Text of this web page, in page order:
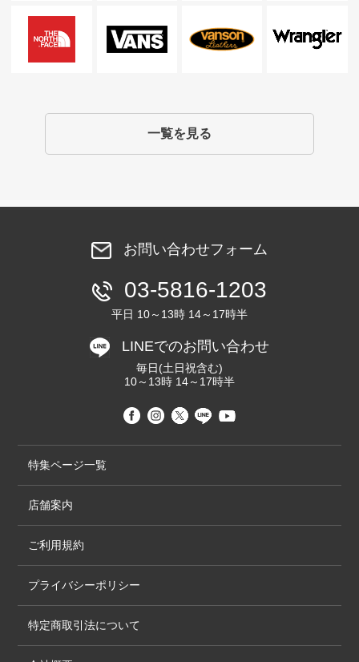
一覧を見る
お問い合わせフォーム
03-5816-1203
平日 10～13時 14～17時半
LINEでのお問い合わせ
毎日(土日祝含む)
10～13時 14～17時半
特集ページ一覧
店舗案内
ご利用規約
プライバシーポリシー
特定商取引法について